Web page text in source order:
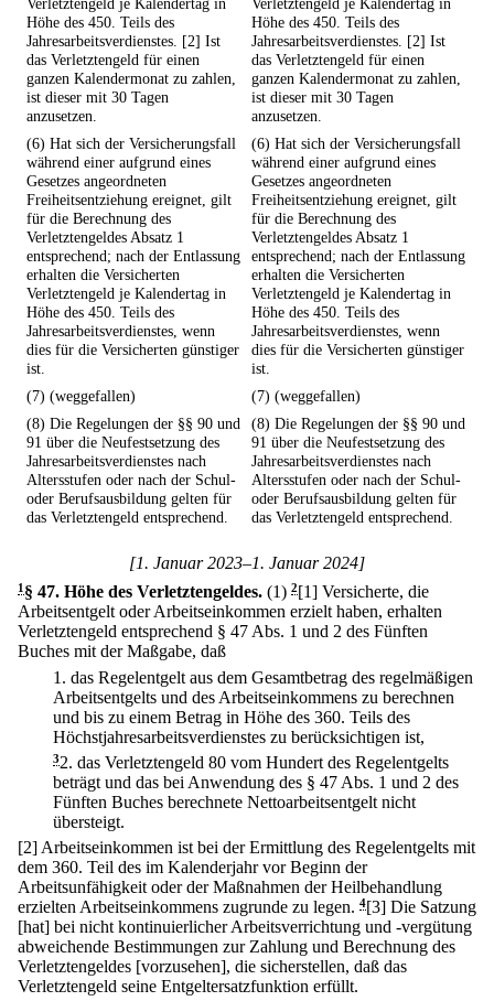
Verletztengeld je Kalendertag in
Höhe des 450. Teils des
Jahresarbeitsverdienstes. [2] Ist
das Verletztengeld für einen
ganzen Kalendermonat zu zahlen,
ist dieser mit 30 Tagen
anzusetzen.
Verletztengeld je Kalendertag in
Höhe des 450. Teils des
Jahresarbeitsverdienstes. [2] Ist
das Verletztengeld für einen
ganzen Kalendermonat zu zahlen,
ist dieser mit 30 Tagen
anzusetzen.
(6) Hat sich der Versicherungsfall
während einer aufgrund eines
Gesetzes angeordneten
Freiheitsentziehung ereignet, gilt
für die Berechnung des
Verletztengeldes Absatz 1
entsprechend; nach der Entlassung
erhalten die Versicherten
Verletztengeld je Kalendertag in
Höhe des 450. Teils des
Jahresarbeitsverdienstes, wenn
dies für die Versicherten günstiger
ist.
(6) Hat sich der Versicherungsfall
während einer aufgrund eines
Gesetzes angeordneten
Freiheitsentziehung ereignet, gilt
für die Berechnung des
Verletztengeldes Absatz 1
entsprechend; nach der Entlassung
erhalten die Versicherten
Verletztengeld je Kalendertag in
Höhe des 450. Teils des
Jahresarbeitsverdienstes, wenn
dies für die Versicherten günstiger
ist.
(7) (weggefallen)
(7) (weggefallen)
(8) Die Regelungen der §§ 90 und
91 über die Neufestsetzung des
Jahresarbeitsverdienstes nach
Altersstufen oder nach der Schul-
oder Berufsausbildung gelten für
das Verletztengeld entsprechend.
(8) Die Regelungen der §§ 90 und
91 über die Neufestsetzung des
Jahresarbeitsverdienstes nach
Altersstufen oder nach der Schul-
oder Berufsausbildung gelten für
das Verletztengeld entsprechend.
[1. Januar 2023–1. Januar 2024]
1§ 47. Höhe des Verletztengeldes. (1) 2[1] Versicherte, die
Arbeitsentgelt oder Arbeitseinkommen erzielt haben, erhalten
Verletztengeld entsprechend § 47 Abs. 1 und 2 des Fünften
Buches mit der Maßgabe, daß
1. das Regelentgelt aus dem Gesamtbetrag des regelmäßigen
Arbeitsentgelts und des Arbeitseinkommens zu berechnen
und bis zu einem Betrag in Höhe des 360. Teils des
Höchstjahresarbeitsverdienstes zu berücksichtigen ist,
32. das Verletztengeld 80 vom Hundert des Regelentgelts
beträgt und das bei Anwendung des § 47 Abs. 1 und 2 des
Fünften Buches berechnete Nettoarbeitsentgelt nicht
übersteigt.
[2] Arbeitseinkommen ist bei der Ermittlung des Regelentgelts mit
dem 360. Teil des im Kalenderjahr vor Beginn der
Arbeitsunfähigkeit oder der Maßnahmen der Heilbehandlung
erzielten Arbeitseinkommens zugrunde zu legen. 4[3] Die Satzung
[hat] bei nicht kontinuierlicher Arbeitsverrichtung und -vergütung
abweichende Bestimmungen zur Zahlung und Berechnung des
Verletztengeldes [vorzusehen], die sicherstellen, daß das
Verletztengeld seine Entgeltersatzfunktion erfüllt.